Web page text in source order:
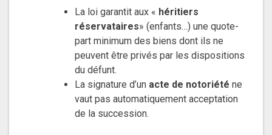
La loi garantit aux « héritiers
réservataires» (enfants…) une quote-
part minimum des biens dont ils ne
peuvent être privés par les dispositions
du défunt.
La signature d’un acte de notoriété ne
vaut pas automatiquement acceptation
de la succession.